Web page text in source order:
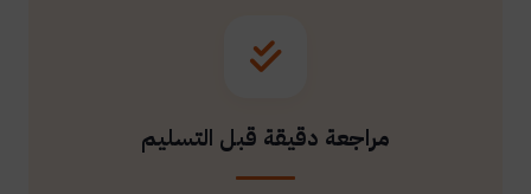
مراجعة دقيقة قبل التسليم